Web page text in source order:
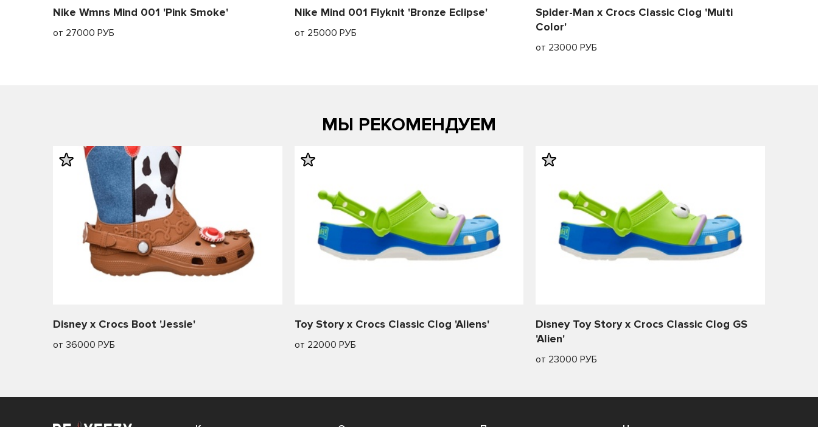
Nike Wmns Mind 001 'Pink Smoke'
от 27000 РУБ
Nike Mind 001 Flyknit 'Bronze Eclipse'
от 25000 РУБ
Spider-Man x Crocs Classic Clog 'Multi
Color'
от 23000 РУБ
МЫ РЕКОМЕНДУЕМ
Disney x Crocs Boot 'Jessie'
от 36000 РУБ
Toy Story x Crocs Classic Clog 'Aliens'
от 22000 РУБ
Disney Toy Story x Crocs Classic Clog GS
'Alien'
от 23000 РУБ